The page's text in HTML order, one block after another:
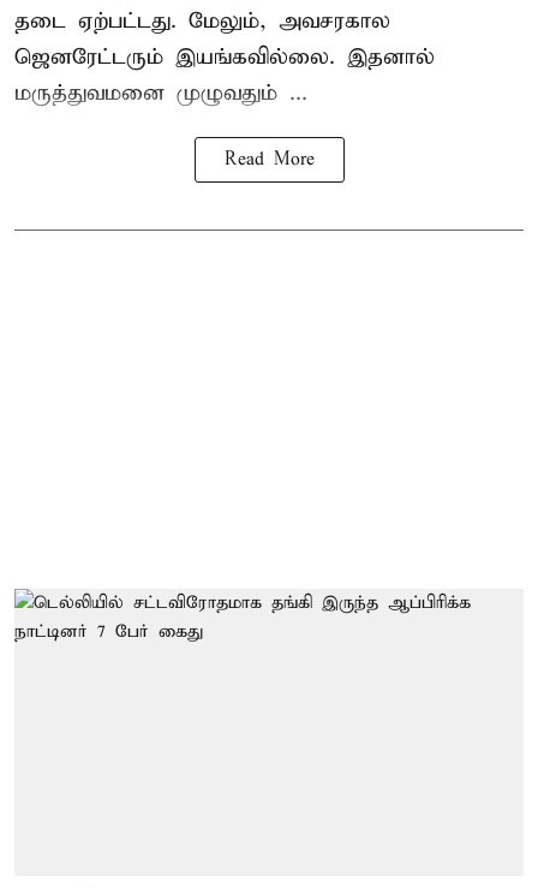
தடை ஏற்பட்டது. மேலும், அவசரகால
ஜெனரேட்டரும் இயங்கவில்லை. இதனால்
மருத்துவமனை முழுவதும் ...
Read More